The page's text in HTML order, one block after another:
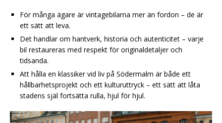
För många ägare är vintagebilarna mer än fordon – de är
ett sätt att leva.
Det handlar om hantverk, historia och autenticitet – varje
bil restaureras med respekt för originaldetaljer och
tidsanda.
Att hålla en klassiker vid liv på Södermalm är både ett
hållbarhetsprojekt och ett kulturuttryck – ett sätt att låta
stadens själ fortsätta rulla, hjul för hjul.